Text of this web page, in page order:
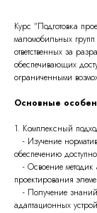
Курс "Подготовка
маломобильных
ответственных за
обеспечивающих
ограниченными
Основные
1. Комплексный
- Изучение
обеспечению
- Освоение
проектирования
- Получение знаний
адаптационных